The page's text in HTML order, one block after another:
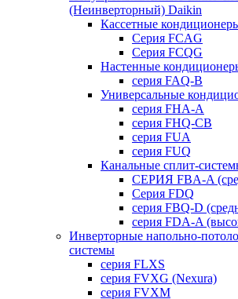
(Неинверторный) Daikin
Кассетные
Серия FCAG
Серия FCQG
Настенные
серия FAQ-B
Универсальные
серия FHA-A
серия FHQ-CB
серия FUA
серия FUQ
Канальные сплит-
СЕРИЯ FBA-A
Серия FDQ
серия FBQ-D
серия FDA-A
Инверторные напольно-
системы
серия FLXS
серия FVXG (Nexura)
серия FVXM